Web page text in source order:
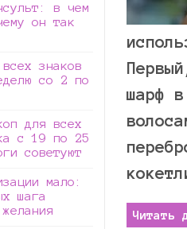
шарф
Читать
в чем
он так
знаков
со 2 по
для всех
с 19 по 25
советуют
мало:
шага